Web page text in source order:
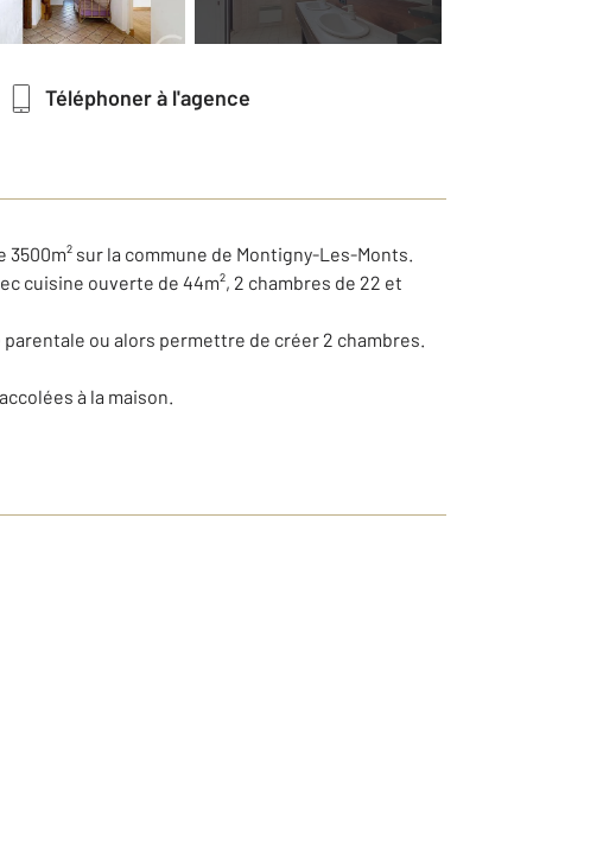
Téléphoner à l'agence
sur la commune de Montigny-Les-Monts.
cuisine ouverte de 44m², 2 chambres de 22 et
ou alors permettre de créer 2 chambres.
à la maison.